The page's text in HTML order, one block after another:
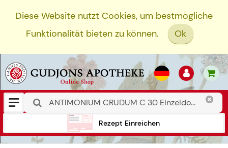
Diese Website nutzt Cookies, um bestmögliche
Funktionalität bieten zu können.
Ok
Rezept Einreichen